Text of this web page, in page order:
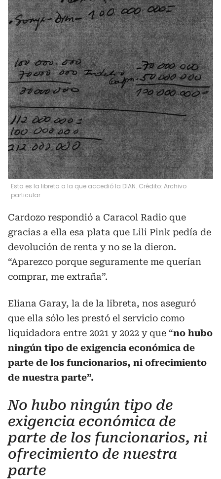
Esta es la libreta a la que accedió la DIAN. Crédito: Archivo
particular
Cardozo respondió a Caracol Radio que
gracias a ella esa plata que Lili Pink pedía de
devolución de renta y no se la dieron.
“Aparezco porque seguramente me querían
comprar, me extraña”.
Eliana Garay, la de la libreta, nos aseguró
que ella sólo les prestó el servicio como
liquidadora entre 2021 y 2022 y que “no hubo
ningún tipo de exigencia económica de
parte de los funcionarios, ni ofrecimiento
de nuestra parte”.
No hubo ningún tipo de
exigencia económica de
parte de los funcionarios, ni
ofrecimiento de nuestra
parte